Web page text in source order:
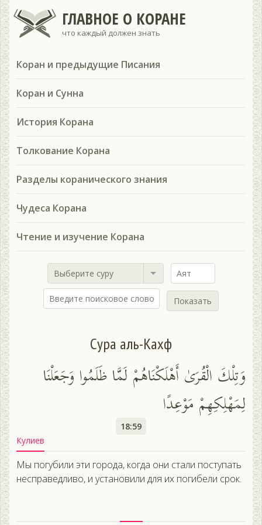
ГЛАВНОЕ О КОРАНЕ
что каждый должен знать
Коран и предыдущие Писания
Коран и Сунна
История Корана
Толкование Корана
Разделы коранического знания
Чудеса Корана
Чтение и изучение Корана
Выберите суру
Показать
Сура аль-Кахф
وَتِلْكَ الْقُرَىٰ أَهْلَكْنَاهُمْ لَمَّا ظَلَمُوا وَجَعَلْنَا
لِمَهْلِكِهِمْ مَوْعِدًا
18:59
Кулиев
Мы погубили эти города, когда они стали поступать
несправедливо, и установили для их погибели срок.